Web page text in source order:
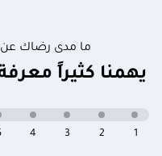
ما مدى رضاك عن
يهمنا كثيراً
4 3 2 1